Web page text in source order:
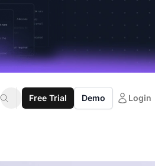
Free Trial Demo Login